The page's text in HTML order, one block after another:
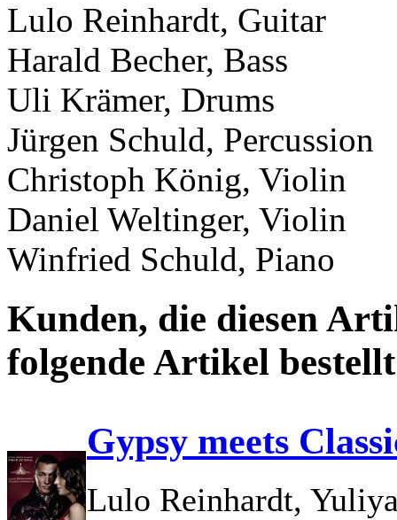
Lulo Reinhardt, Guitar
Harald Becher, Bass
Uli Krämer, Drums
Jürgen Schuld, Percussion
Christoph König, Violin
Daniel Weltinger, Violin
Winfried Schuld, Piano
Kunden, die diesen
folgende Artikel
Gypsy meets
Lulo Reinhardt,